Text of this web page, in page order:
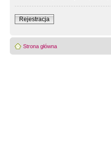
Rejestracja
Strona główna